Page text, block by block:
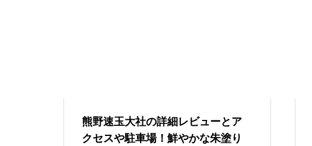
熊野速玉大社の詳細レビューとア
クセスや駐車場！鮮やかな朱塗り